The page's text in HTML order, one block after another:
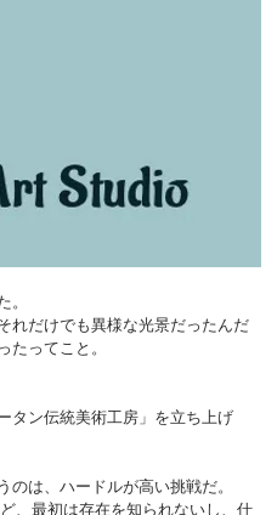
。
れだけでも異様な光景だったんだ
ってこと。
タン伝統美術工房」を立ち上げ
は、ハードルが高い挑戦だ。
、最初は存在を知られないし、仕